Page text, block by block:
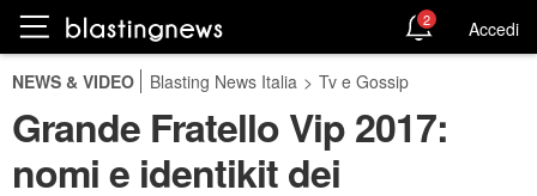
2 Accedi
NEWS & VIDEO Blasting News Italia > Tv e Gossip
Grande Fratello Vip 2017:
nomi e identikit dei